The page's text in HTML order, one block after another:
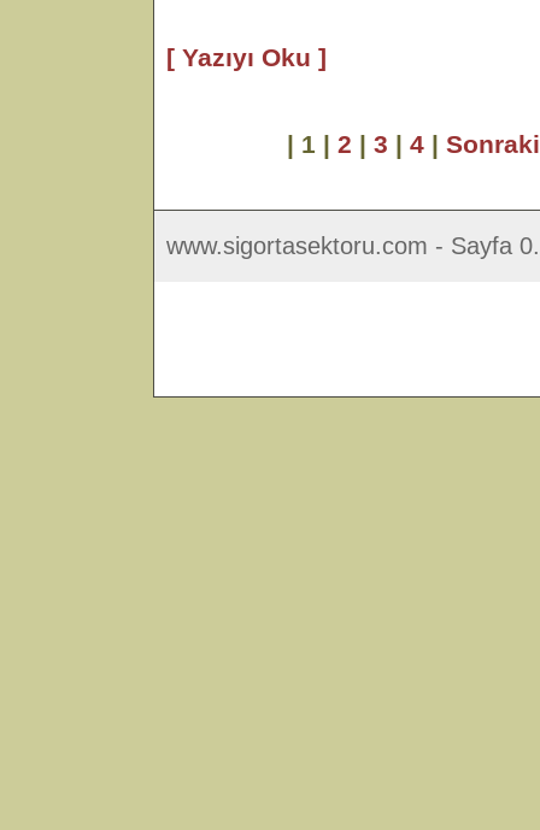
[ Yazıyı Oku ]
| 1 | 2 | 3 | 4 |
www.sigortasektoru.com - Sayfa